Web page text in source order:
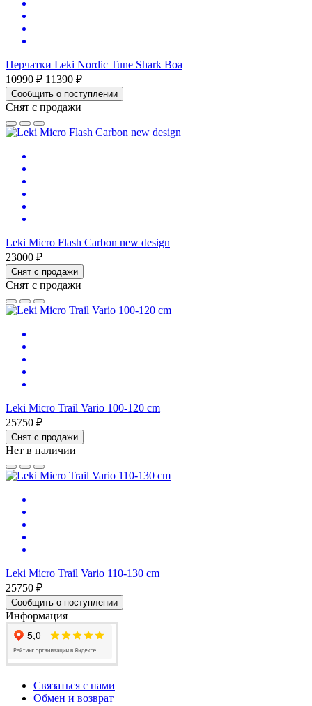
Перчатки Leki Nordic Tune Shark Boa
10990 ₽ 11390 ₽
Сообщить о поступлении
Снят с продажи
Leki Micro Flash Carbon new design
23000 ₽
Снят с продажи
Снят с продажи
Leki Micro Trail Vario 100-120 cm
25750 ₽
Снят с продажи
Нет в наличии
Leki Micro Trail Vario 110-130 cm
25750 ₽
Сообщить о поступлении
Информация
Связаться с нами
Обмен и возврат